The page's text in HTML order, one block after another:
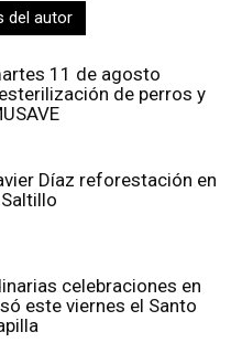
del autor
11 de agosto
de perros y
Díaz reforestación en
celebraciones en
este viernes el Santo